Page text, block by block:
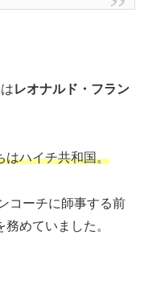
レオナルド・フラン
はハイチ共和国。
コーチに師事する前
務めていました。